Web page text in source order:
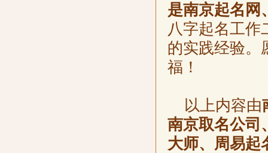
是南京起名网
八字起名工作
的实践经验。
福！
以上内容由
南京取名公司
大师、周易起